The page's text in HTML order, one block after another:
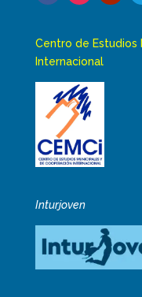
Centro de Estudios
Internacional
Inturjoven